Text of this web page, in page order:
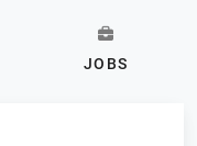
JOBS